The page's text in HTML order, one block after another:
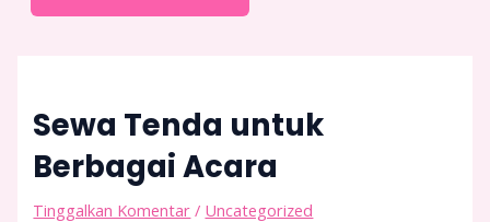
Sewa Tenda untuk
Berbagai Acara
Tinggalkan Komentar / Uncategorized